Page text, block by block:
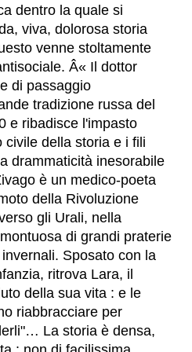
dentro la quale si
viva, dolorosa storia
venne stoltamente
Â« Il dottor
di passaggio
tradizione russa del
e ribadisce l'impasto
civile della storia e i fili
drammaticità inesorabile
è un medico-poeta
della Rivoluzione
gli Urali, nella
di grandi praterie
Sposato con la
ritrova Lara, il
della sua vita : e le
riabbracciare per
La storia è densa,